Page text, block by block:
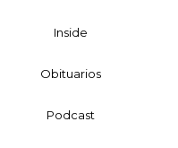
Inside
Obituarios
Podcast